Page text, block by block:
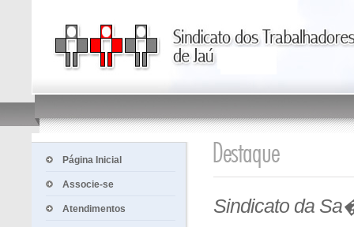
Página Inicial
Associe-se
Atendimentos Sindicato da